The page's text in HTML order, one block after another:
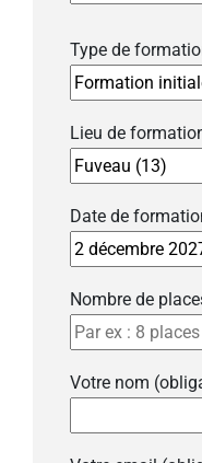
Type de
Lieu de
Date de
Nombre de
Votre nom